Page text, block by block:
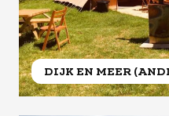
DIJK EN MEER